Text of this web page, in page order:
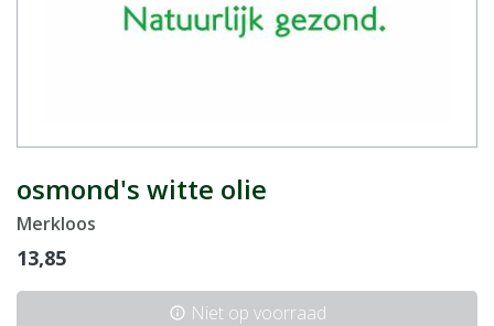
osmond's witte olie
Merkloos
13,85
info Niet op voorraad